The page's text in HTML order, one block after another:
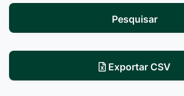
Pesquisar
Exportar CSV